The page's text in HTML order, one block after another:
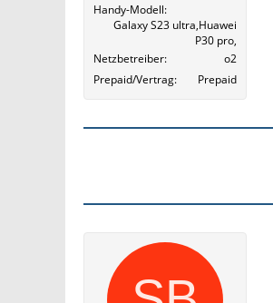
Handy-Modell
Galaxy S23 ultra,Huawei
P30 pro,
Netzbetreiber
o2
Prepaid/Vertrag
Prepaid